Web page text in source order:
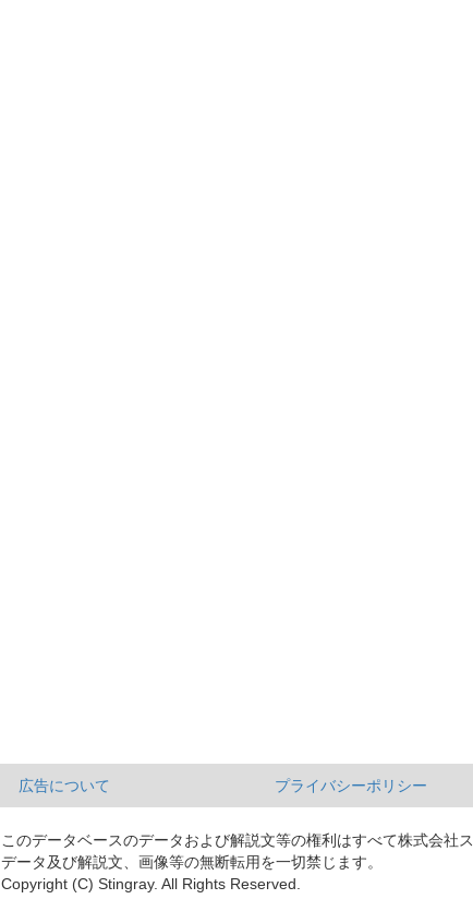
広告について プライバシーポリシー
このデータベースのデータおよび解説文等の権利はすべて株式会社
データ及び解説文、画像等の無断転用を一切禁じます。
Copyright (C) Stingray. All Rights Reserved.